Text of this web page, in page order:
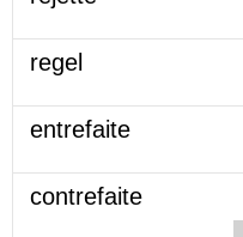
regel
entrefaite
contrefaite